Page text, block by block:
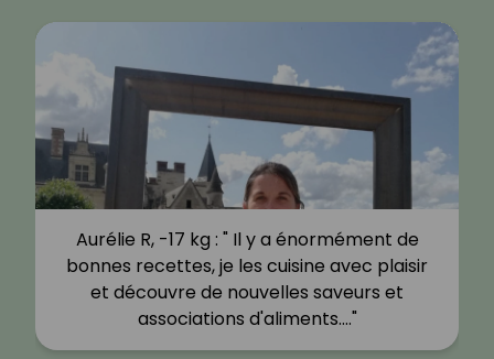
Aurélie R, -17 kg : " Il y a énormément de
bonnes recettes, je les cuisine avec plaisir
et découvre de nouvelles saveurs et
associations d'aliments.…"